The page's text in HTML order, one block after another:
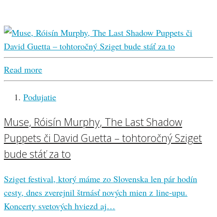
Read more
Podujatie
Muse, Róisín Murphy, The Last Shadow
Puppets či David Guetta – tohtoročný Sziget
bude stáť za to
Sziget festival, ktorý máme zo Slovenska len pár hodín
cesty, dnes zverejnil štrnásť nových mien z line-upu.
Koncerty svetových hviezd aj…